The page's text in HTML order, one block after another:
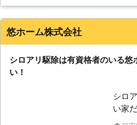
ト）に
心に
アリ
悠ホーム株式会社
シロアリ駆除は有資格者のいる悠
い！
シロ
い家
「技